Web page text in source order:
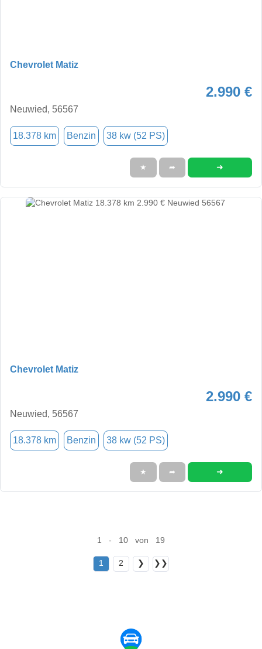
Chevrolet Matiz
2.990 €
Neuwied, 56567
18.378 km Benzin 38 kw (52 PS)
★ ➦ ➜
Chevrolet Matiz
2.990 €
Neuwied, 56567
18.378 km Benzin 38 kw (52 PS)
★ ➦ ➜
1 - 10 von 19
1 2 ❯ ❯❯